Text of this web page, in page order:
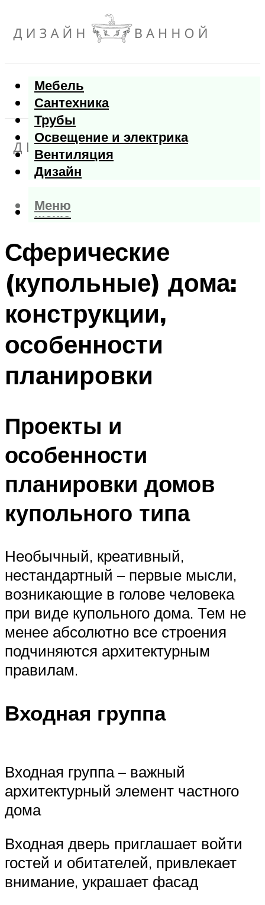
Мебель
Сантехника
Трубы
Освещение и электрика
Вентиляция
Дизайн
Меню
Меню
Сферические
(купольные) дома:
конструкции,
особенности
планировки
Проекты и
особенности
планировки домов
купольного типа
Необычный, креативный,
нестандартный – первые мысли,
возникающие в голове человека
при виде купольного дома. Тем не
менее абсолютно все строения
подчиняются архитектурным
правилам.
Входная группа
Входная группа – важный
архитектурный элемент частного
дома
Входная дверь приглашает войти
гостей и обитателей, привлекает
внимание, украшает фасад